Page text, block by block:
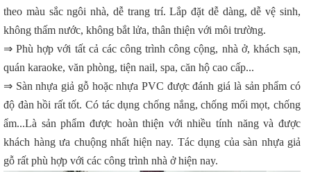
theo màu sắc ngôi nhà, dễ trang trí. Lắp đặt dễ dàng, dễ vệ sinh,
không thấm nước, không bắt lửa, thân thiện với môi trường.
⇒ Phù hợp với tất cả các công trình công cộng, nhà ở, khách sạn,
quán karaoke, văn phòng, tiện nail, spa, căn hộ cao cấp...
⇒ Sàn nhựa giả gỗ hoặc nhựa PVC được đánh giá là sản phẩm có
độ đàn hồi rất tốt. Có tác dụng chống nắng, chống mối mọt, chống
ẩm...Là sản phẩm được hoàn thiện với nhiều tính năng và được
khách hàng ưa chuộng nhất hiện nay. Tác dụng của sàn nhựa giả
gỗ rất phù hợp với các công trình nhà ở hiện nay.